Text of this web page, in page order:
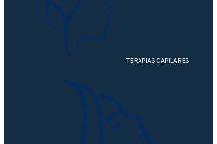
TERAPIAS CAPILARES